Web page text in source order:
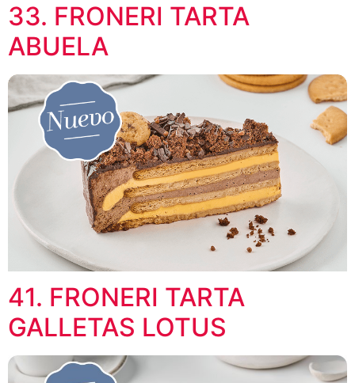
33. FRONERI TARTA
ABUELA
41. FRONERI TARTA
GALLETAS LOTUS